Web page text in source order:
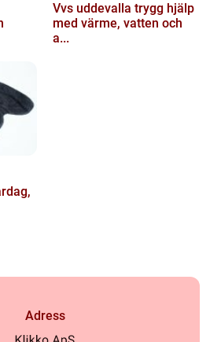
Vvs uddevalla trygg hjälp
med värme, vatten och
a...
Adress